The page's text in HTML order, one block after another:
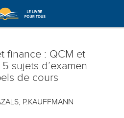
finance : QCM et
sujets d’examen
de cours
P.KAUFFMANN